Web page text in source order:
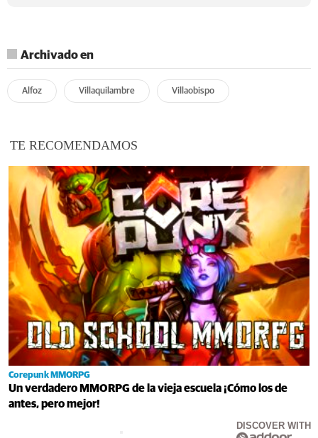
Archivado en
Alfoz Villaquilambre Villaobispo
TE RECOMENDAMOS
Corepunk MMORPG
Un verdadero MMORPG de la vieja escuela ¡Cómo los de
antes, pero mejor!
DISCOVER WITH